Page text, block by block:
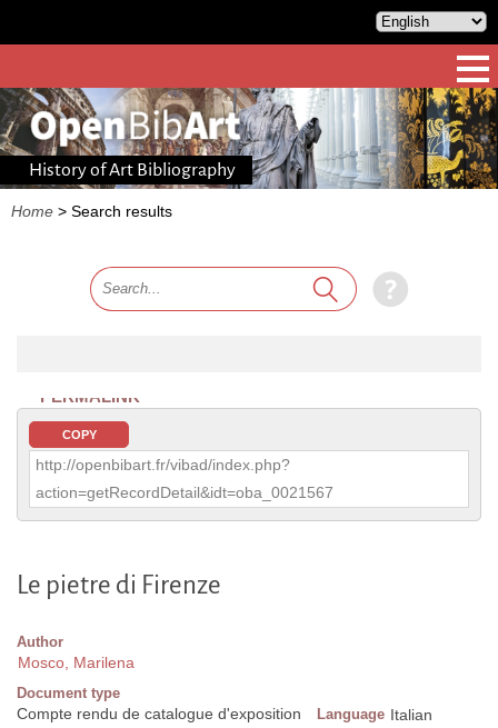
History of Art Bibliography
Home > Search results
PERMALINK
COPY
http://openbibart.fr/vibad/index.php?
action=getRecordDetail&idt=oba_0021567
Le pietre di Firenze
Author
Mosco, Marilena
Document type
Compte rendu de catalogue d'exposition Language Italian